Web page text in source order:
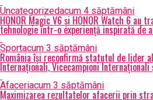
Uncategorizedacum 4 săptămâni
HONOR Magic V6 și HONOR Watch 6 au
tehnologie într-o experiență inspirată de
Sportacum 3 săptămâni
România își reconfirmă statutul de lider
Internaționali, Vicecampioni Internaționali
Afaceriacum 3 săptămâni
Maximizarea rezultatelor afacerii prin